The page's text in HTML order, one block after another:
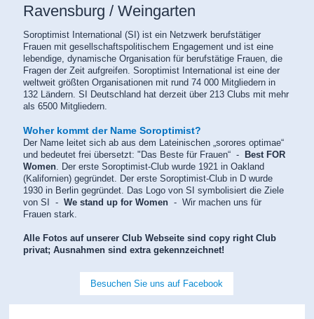
Ravensburg / Weingarten
Soroptimist International (SI) ist ein Netzwerk berufstätiger
Frauen mit gesellschaftspolitischem Engagement und ist eine
lebendige, dynamische Organisation für berufstätige Frauen, die
Fragen der Zeit aufgreifen. Soroptimist International ist eine der
weltweit größten Organisationen mit rund 74 000 Mitgliedern in
132 Ländern. SI Deutschland hat derzeit über 213 Clubs mit mehr
als 6500 Mitgliedern.
Woher kommt der Name Soroptimist?
Der Name leitet sich ab aus dem Lateinischen „sorores optimae“
und bedeutet frei übersetzt: "Das Beste für Frauen“ -
Best FOR
Women. Der erste Soroptimist-Club wurde 1921 in Oakland
(Kalifornien) gegründet. Der erste Soroptimist-Club in D wurde
1930 in Berlin gegründet. Das Logo von SI symbolisiert die Ziele
von SI -We stand up for Women - Wir machen uns für
Frauen stark.
Alle Fotos auf unserer Club Webseite sind copy right Club
privat; Ausnahmen sind extra gekennzeichnet!
Besuchen Sie uns auf Facebook